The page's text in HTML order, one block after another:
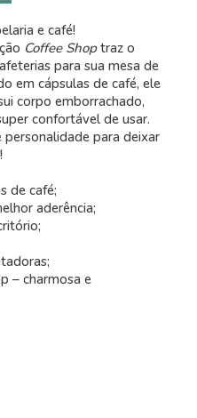
e café!
Coffee Shoptraz o
para sua mesa de
em cápsulas de café, ele
corpo emborrachado,
confortável de usar.
para deixar
de café;
aderência;
– charmosa e